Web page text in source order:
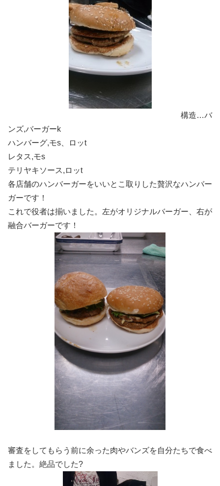
構造…バ
ンズ,バーガーk
ハンバーグ,モs、ロッt
レタス,モs
テリヤキソース,ロッt
各店舗のハンバーガーをいいとこ取りした贅沢なハンバー
ガーです！
これで役者は揃いました。左がオリジナルバーガー、右が
融合バーガーです！
審査をしてもらう前に余った肉やバンズを自分たちで食べ
ました。絶品でした?